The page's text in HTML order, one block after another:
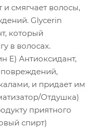
смягчает волосы,
Glycerin
который
в волосах.
E) Антиоксидант,
и придает им
Отдушка)
приятного
спирт)